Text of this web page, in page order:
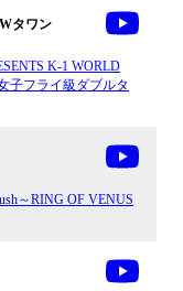
タワン
K-1 WORLD
子フライ級ダブルタ
～RING OF VENUS